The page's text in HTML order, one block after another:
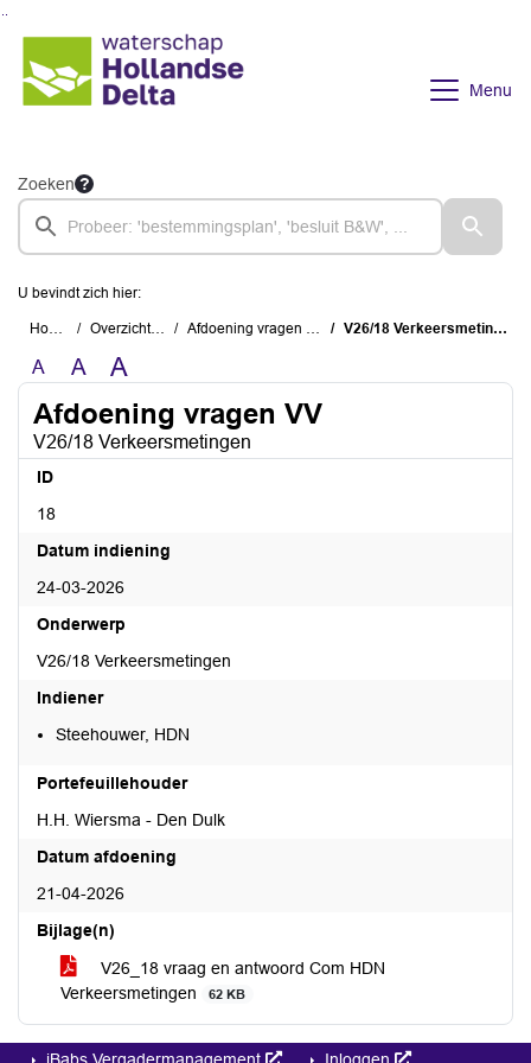
Menu
Zoeken
U bevindt zich hier:
Home Overzichten Afdoening vragen VV V26/18 Verkeersmetingen
A A A
Afdoening vragen VV
V26/18 Verkeersmetingen
ID
18
Datum indiening
24-03-2026
Onderwerp
V26/18 Verkeersmetingen
Indiener
Steehouwer, HDN
Portefeuillehouder
H.H. Wiersma - Den Dulk
Datum afdoening
21-04-2026
Bijlage(n)
V26_18 vraag en antwoord Com HDN
Verkeersmetingen
62 KB